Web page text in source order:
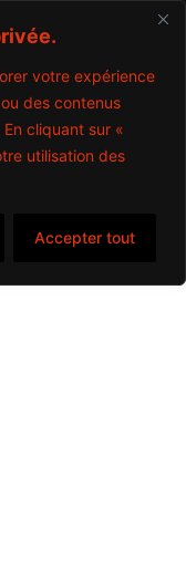
votre expérience
des contenus
cliquant sur «
utilisation des
Accepter tout
par Miitems
réservés – 2024